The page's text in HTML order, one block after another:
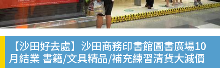
【沙田好去處】沙田商務印書館圖書廣場10
月結業 書籍/文具精品/補充練習清貨大減價